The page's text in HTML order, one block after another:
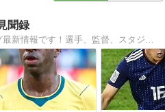
聞録